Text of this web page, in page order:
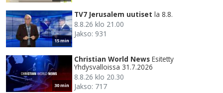
15 min
TV7 Jerusalem uutiset la 8.8.
8.8.26 klo 21.00
Jakso: 931
30 min
Christian World News Esitetty
Yhdysvalloissa 31.7.2026
8.8.26 klo 20.30
Jakso: 717